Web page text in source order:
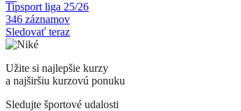
Tipsport liga 25/26
346 záznamov
Sledovať teraz
Užite si najlepšie kurzy
a najširšiu kurzovú ponuku
Sledujte športové udalosti